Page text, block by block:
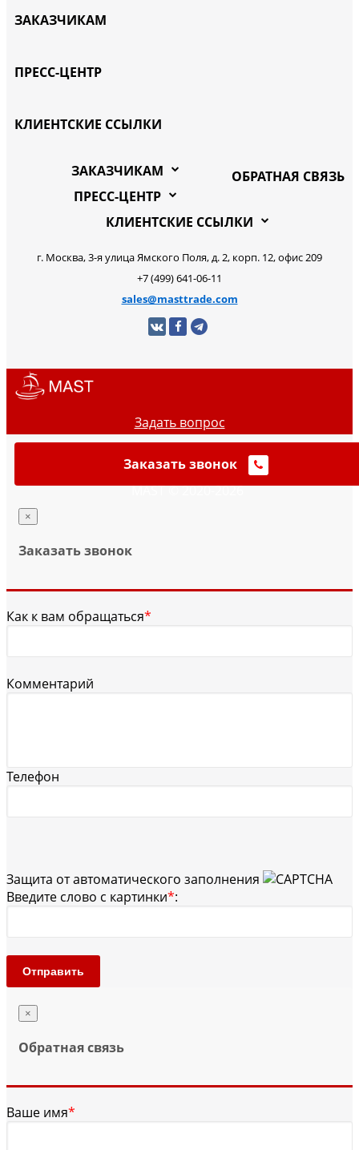
ЗАКАЗЧИКАМ
ПРЕСС-ЦЕНТР
КЛИЕНТСКИЕ ССЫЛКИ
ОБРАТНАЯ СВЯЗЬ
ЗАКАЗЧИКАМ
ПРЕСС-ЦЕНТР
КЛИЕНТСКИЕ ССЫЛКИ
г. Москва, 3-я улица Ямского Поля, д. 2, корп. 12, офис 209
+7 (499) 641-06-11
sales@masttrade.com
Задать вопрос
Заказать звонок
MAST © 2020-2026
×
Заказать звонок
Как к вам обращаться*
Комментарий
Телефон
Защита от автоматического заполнения
Введите слово с картинки*:
Отправить
×
Обратная связь
Ваше имя*